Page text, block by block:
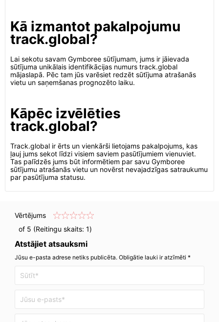
Kā izmantot pakalpojumu
track.global?
Lai sekotu savam Gymboree sūtījumam, jums ir jāievada
sūtījuma unikālais identifikācijas numurs track.global
mājaslapā. Pēc tam jūs varēsiet redzēt sūtījuma atrašanās
vietu un saņemšanas prognozēto laiku.
Kāpēc izvēlēties
track.global?
Track.global ir ērts un vienkārši lietojams pakalpojums, kas
ļauj jums sekot līdzi visiem saviem pasūtījumiem vienuviet.
Tas palīdzēs jums būt informētiem par savu Gymboree
sūtījumu atrašanās vietu un novērst nevajadzīgas satraukumu
par pasūtījuma statusu.
Vērtējums
of 5 (Reitingu skaits: 1)
Atstājiet atsauksmi
Jūsu e-pasta adrese netiks publicēta. Obligātie lauki ir atzīmēti *